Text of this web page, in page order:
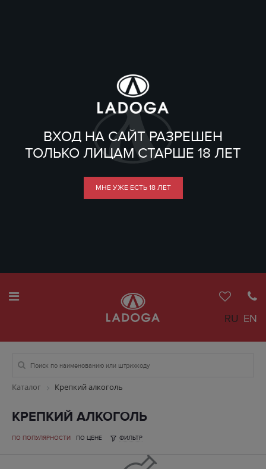
ВХОД НА САЙТ РАЗРЕШЕН
ТОЛЬКО ЛИЦАМ СТАРШЕ 18 ЛЕТ
МНЕ УЖЕ ЕСТЬ 18 ЛЕТ
RU EN
Каталог Крепкий алкоголь
КРЕПКИЙ АЛКОГОЛЬ
ПО ПОПУЛЯРНОСТИ ПО ЦЕНЕ ФИЛЬТР